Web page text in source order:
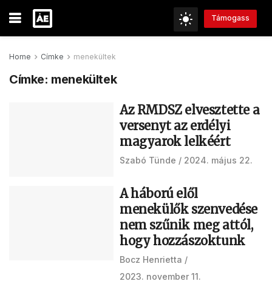
Támogass
Home Címke menekültek
Címke: menekültek
Az RMDSZ elvesztette a
versenyt az erdélyi
magyarok lelkéért
Szabó Tünde 2024. május 22.
A háború elől
menekülők szenvedése
nem szűnik meg attól,
hogy hozzászoktunk
Bocz Henrietta
2023. november 11.